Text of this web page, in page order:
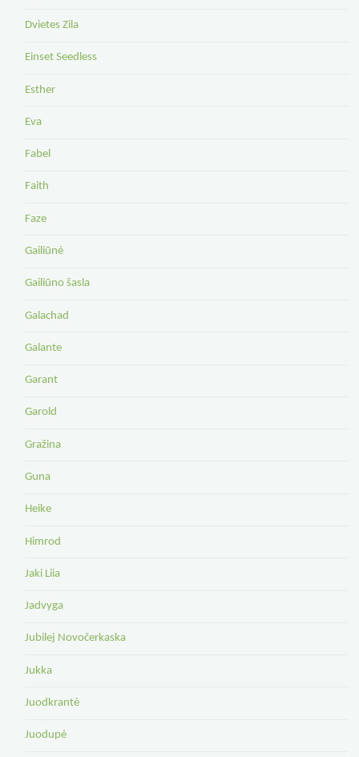
Dvietes Zila
Einset Seedless
Esther
Eva
Fabel
Faith
Faze
Gailiūnė
Gailiūno šasla
Galachad
Galante
Garant
Garold
Gražina
Guna
Heike
Himrod
Jaki Liia
Jadvyga
Jubilej Novočerkaska
Jukka
Juodkrantė
Juodupė